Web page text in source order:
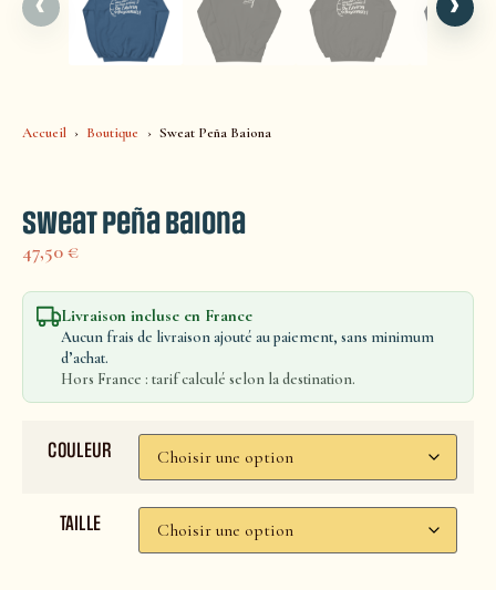
Accueil Boutique Sweat Peña Baiona
Sweat Peña Baiona
47,50€
Livraison incluse en France
Aucun frais de livraison ajouté au paiement, sans minimum
d’achat.
Hors France : tarif calculé selon la destination.
COULEUR
TAILLE
‹ ›